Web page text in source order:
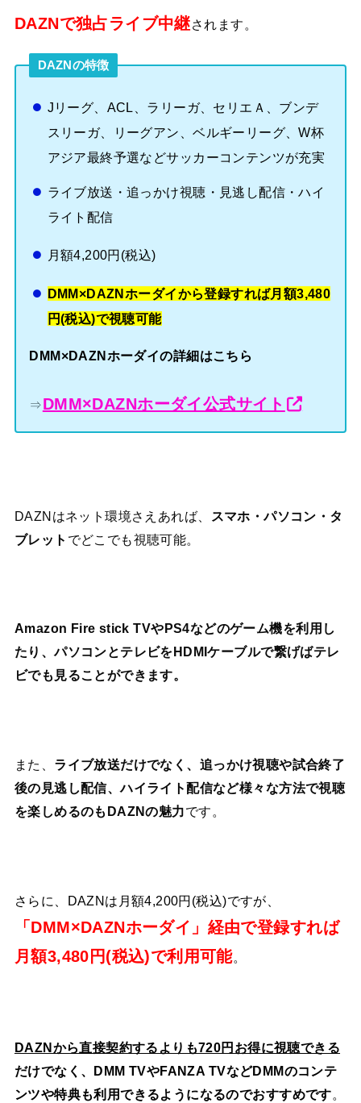
DAZNで独占ライブ中継されます。
DAZNの特徴
Jリーグ、ACL、ラリーガ、セリエＡ、ブンデ
スリーガ、リーグアン、ベルギーリーグ、W杯
アジア最終予選などサッカーコンテンツが充実
ライブ放送・追っかけ視聴・見逃し配信・ハイ
ライト配信
月額4,200円(税込)
DMM×DAZNホーダイから登録すれば月額3,480
円(税込)で視聴可能
DMM×DAZNホーダイの詳細はこちら
⇒DMM×DAZNホーダイ公式サイト
DAZNはネット環境さえあれば、
スマホ・パソコン・タ
ブレット でどこでも視聴可能。
Amazon Fire stick TVやPS4などのゲーム機を利用し
たり、パソコンとテレビをHDMIケーブルで繋げばテレ
ビでも見ることができます。
また、 ライブ放送だけでなく、追っかけ視聴や試合終了
後の見逃し配信、ハイライト配信など様々な方法で視聴
を楽しめるのもDAZNの魅力です。
さらに、DAZNは月額4,200円(税込)ですが、
「DMM×DAZNホーダイ」経由で登録すれば
月額3,480円(税込)で利用可能。
DAZNから直接契約するよりも720円お得に視聴できる
だけでなく、DMM TVやFANZA TVなどDMMのコンテ
ンツや特典も利用できるようになるのでおすすめです。